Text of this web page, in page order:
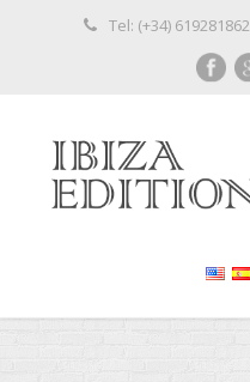
Tel: (+34) 619281862